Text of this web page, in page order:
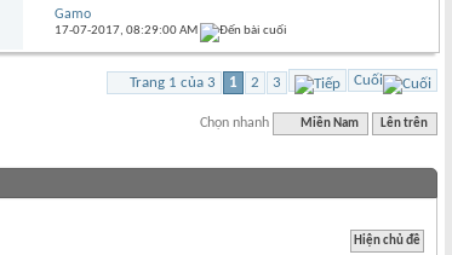
Gamo
17-07-2017,08:29:00 AM
Trang 1 của 3 1 2 3 Cuối
Chọn nhanh Miền Nam Lên trên